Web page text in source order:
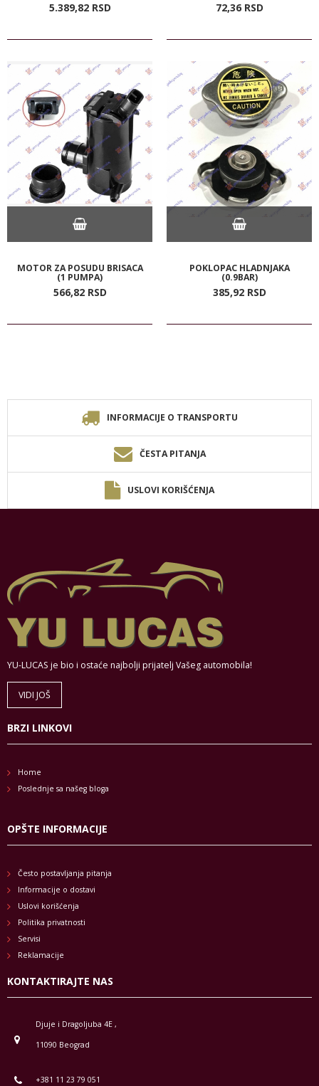
5.389,82 RSD 72,36 RSD
MOTOR ZA POSUDU BRISACA
(1 PUMPA)
566,82 RSD
POKLOPAC HLADNJAKA
(0.9BAR)
385,92 RSD
INFORMACIJE O TRANSPORTU
ČESTA PITANJA
USLOVI KORIŠĆENJA
YU-LUCAS je bio i ostaće najbolji prijatelj Vašeg automobila!
VIDI JOŠ
BRZI LINKOVI
Home
Poslednje sa našeg bloga
OPŠTE INFORMACIJE
Često postavljanja pitanja
Informacije o dostavi
Uslovi korišćenja
Politika privatnosti
Servisi
Reklamacije
KONTAKTIRAJTE NAS
Djuje i Dragoljuba 4E ,
11090 Beograd
+381 11 23 79 051